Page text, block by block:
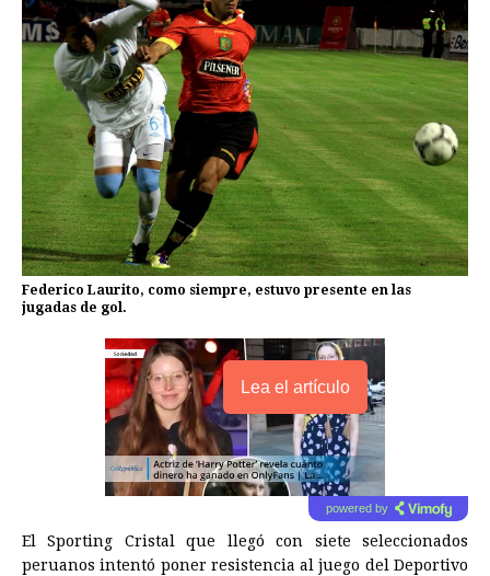
Federico Laurito, como siempre, estuvo presente en las
jugadas de gol.
Lea el artículo
powered by
El Sporting Cristal que llegó con siete seleccionados
peruanos intentó poner resistencia al juego del Deportivo